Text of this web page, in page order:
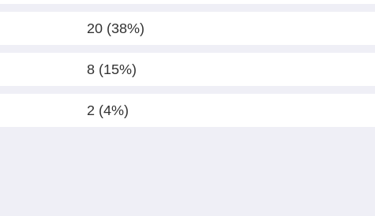
20 (38%)
8 (15%)
2 (4%)